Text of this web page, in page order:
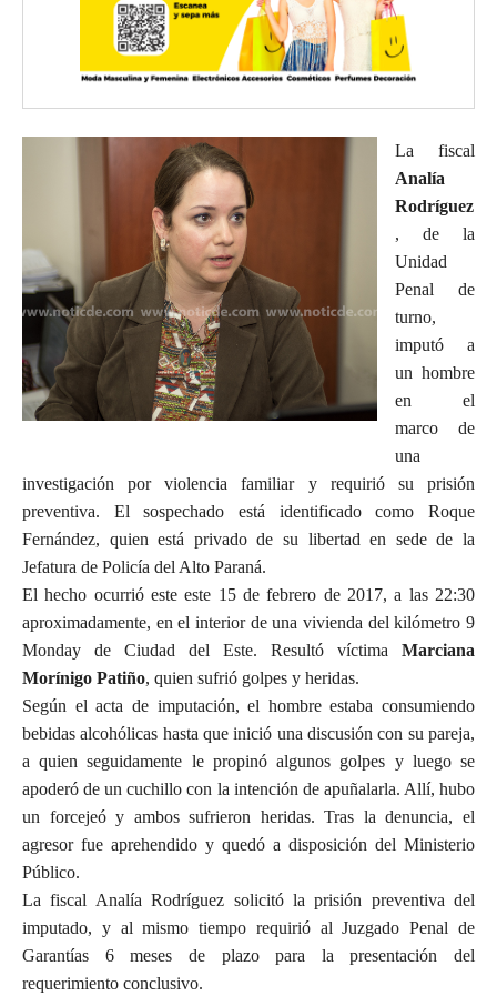
La fiscal
Analía
Rodríguez
, de la
Unidad
Penal de
turno,
imputó a
un hombre
en el
marco de
una
investigación por violencia familiar y requirió su prisión
preventiva. El sospechado está identificado como Roque
Fernández, quien está privado de su libertad en sede de la
Jefatura de Policía del Alto Paraná.
El hecho ocurrió este este 15 de febrero de 2017, a las 22:30
aproximadamente, en el interior de una vivienda del kilómetro 9
Monday de Ciudad del Este. Resultó víctima Marciana
Morínigo Patiño, quien sufrió golpes y heridas.
Según el acta de imputación, el hombre estaba consumiendo
bebidas alcohólicas hasta que inició una discusión con su pareja,
a quien seguidamente le propinó algunos golpes y luego se
apoderó de un cuchillo con la intención de apuñalarla. Allí, hubo
un forcejeó y ambos sufrieron heridas. Tras la denuncia, el
agresor fue aprehendido y quedó a disposición del Ministerio
Público.
La fiscal Analía Rodríguez solicitó la prisión preventiva del
imputado, y al mismo tiempo requirió al Juzgado Penal de
Garantías 6 meses de plazo para la presentación del
requerimiento conclusivo.